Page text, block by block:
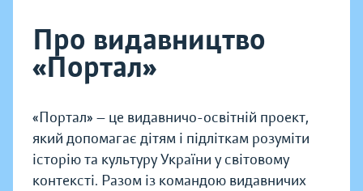
Про видавництво
«Портал»
«Портал» — це видавничо-освітній проект,
який допомагає дітям і підліткам розуміти
історію та культуру України у світовому
контексті. Разом із командою видавничих